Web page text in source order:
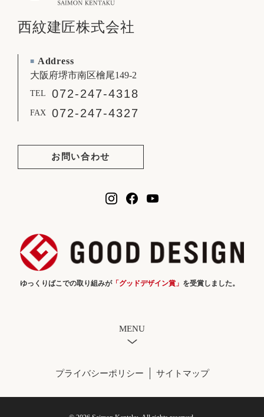
西紋建匠株式会社
■ Address
大阪府堺市南区檜尾149-2
TEL 072-247-4318
FAX 072-247-4327
お問い合わせ
ゆっくりばこでの取り組みが「グッドデザイン賞」 を受賞しました。
MENU
プライバシーポリシー サイトマップ